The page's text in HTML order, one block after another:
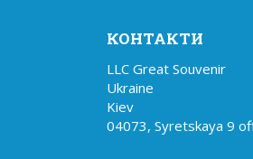
КОНТАКТИ
LLC Great Souvenir
Ukraine
Kiev
04073, Syretskaya 9